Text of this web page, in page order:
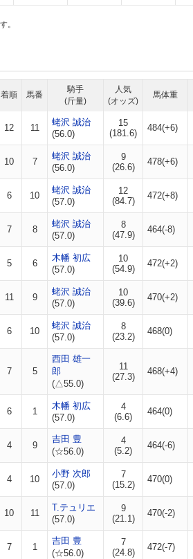
。
着順 馬番
騎手
(斤量)
人気
(オッズ)
馬体重
12 11
蛯沢 誠治
(56.0)
15
(181.6)
484(+6)
10 7
蛯沢 誠治
(56.0)
9
(26.6)
478(+6)
6 10
蛯沢 誠治
(57.0)
12
(84.7)
472(+8)
7 8
蛯沢 誠治
(57.0)
8
(47.9)
464(-8)
5 6
木幡 初広
(57.0)
10
(54.9)
472(+2)
11 9
蛯沢 誠治
(57.0)
10
(39.6)
470(+2)
6 10
蛯沢 誠治
(57.0)
8
(23.2)
468(0)
7 5
西田 雄一
郎
(△55.0)
11
(27.3)
468(+4)
6 1
木幡 初広
(57.0)
4
(6.6)
464(0)
4 9
吉田 豊
(☆56.0)
4
(5.2)
464(-6)
4 10
小野 次郎
(57.0)
7
(15.2)
470(0)
10 11
T.テュリエ
(57.0)
9
(21.1)
470(-2)
7 1
吉田 豊
(☆56.0)
7
(24.8)
472(-7)